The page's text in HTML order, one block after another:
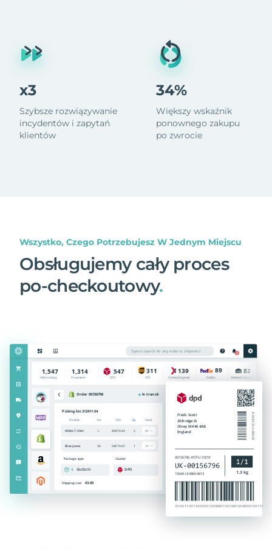
x3
Szybsze rozwiązywanie
incydentów i zapytań
klientów
34%
Większy wskaźnik
ponownego zakupu
po zwrocie
Wszystko, Czego Potrzebujesz W Jednym Miejscu
Obsługujemy cały proces
po-checkoutowy.